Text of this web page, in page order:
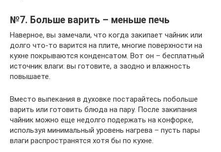
№7. Больше варить – меньше печь
Наверное, вы замечали, что когда закипает чайник или
долго что-то варится на плите, многие поверхности на
кухне покрываются конденсатом. Вот он – бесплатный
источник влаги: вы готовите, а заодно и влажность
повышаете.
Вместо выпекания в духовке постарайтесь побольше
варить или готовить блюда на пару. После закипания
чайник можно еще недолго подержать на конфорке,
используя минимальный уровень нагрева – пусть пары
влаги распространятся хотя бы по кухне.